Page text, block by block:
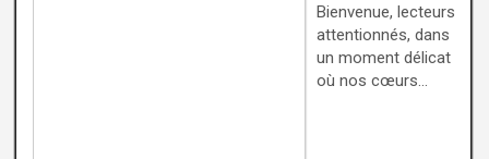
Bienvenue, lecteurs
attentionnés, dans
un moment délicat
où nos cœurs…